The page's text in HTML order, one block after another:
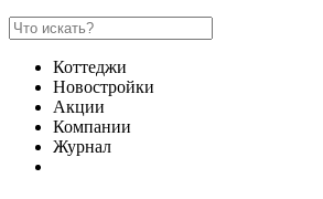
Коттеджи
Новостройки
Акции
Компании
Журнал